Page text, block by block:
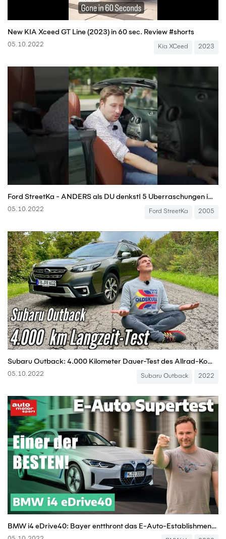
New KIA Xceed GT Line (2023) in 60 sec. Review #shorts
05.10.2022 Kia XCeed 2023
Ford StreetKa - ANDERS als DU denkst! 5 Überraschungen im kleinen Ford #ford #shorts
05.10.2022 Ford StreetKa 2005
Subaru Outback: 4.000 Kilometer Dauer-Test des Allrad-Kombis aus Japan | Review | 2022
05.10.2022 Subaru Outback 2022
BMW i4 eDrive40: Bayer entthront das E-Auto-Establishment! - E-Auto Supertest | auto motor und sport